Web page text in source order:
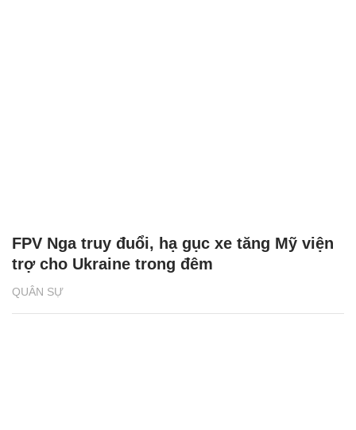
QUÂN SỰ
FPV Nga truy đuổi, hạ gục xe tăng Mỹ viện
trợ cho Ukraine trong đêm